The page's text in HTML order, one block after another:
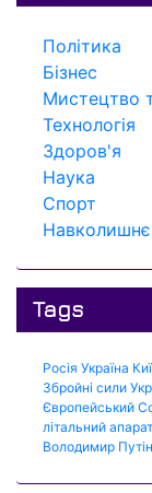
Політика
Бізнес
Мистецтво
Технологія
Здоров'я
Наука
Спорт
Tags
Росія Україна
Збройні сили
Європейський
літальний апарат
Володимир Путін